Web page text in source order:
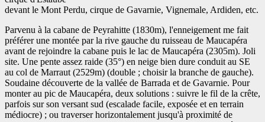
devant le Mont Perdu, cirque de Gavarnie, Vignemale, Ardiden, etc.
Parvenu à la cabane de Peyrahitte (1830m), l'enneigement me fait
préférer une montée par la rive gauche du ruisseau de Maucapéra
avant de rejoindre la cabane puis le lac de Maucapéra (2305m). Joli
site. Une pente assez raide (35°) en neige bien dure conduit au SE
au col de Marraut (2529m) (double ; choisir la branche de gauche).
Soudaine découverte de la vallée de Barrada et de Gavarnie. Pour
monter au pic de Maucapéra, deux solutions : suivre le fil de la crête,
parfois sur son versant sud (escalade facile, exposée et en terrain
médiocre) ; ou traverser horizontalement jusqu'à proximité de